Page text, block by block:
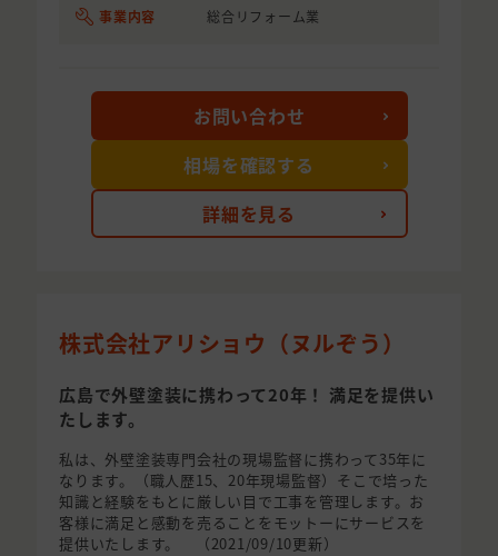
事業内容 総合リフォーム業
詳細を見る
お問い合わせ
相場を確認する
株式会社アリショウ（ヌルぞう）
広島で外壁塗装に携わって20年！ 満足を提供い
たします。
私は、外壁塗装専門会社の現場監督に携わって35年に
なります。（職人歴15、20年現場監督）そこで培った
知識と経験をもとに厳しい目で工事を管理します。お
客様に満足と感動を売ることをモットーにサービスを
提供いたします。 （2021/09/10更新）